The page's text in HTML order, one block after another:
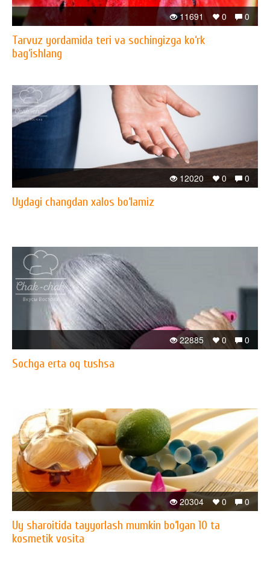
0
0
11691
Tarvuz yordamida teri va sochingizga ko‘rk
bag‘ishlang
0
0
12020
Uydagi changdan xalos bo‘lamiz
0
0
22885
Sochga erta oq tushsa
0
0
20304
Uy sharoitida tayyorlash mumkin bo‘lgan 10 ta
kosmetik vosita